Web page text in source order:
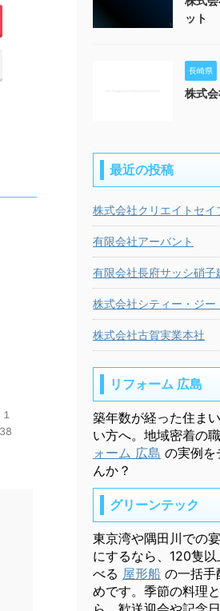
ット
長崎県
株式
最近の投稿
株式会社クリエイトセイ
有限会社アーバント
有限会社長府サッシ硝子
株式会社シティー・ジー
株式会社古賀実業本社
リフォーム 広島
築年数が経った住ま
い方へ。地域密着の
ォーム 広島 の実例を
んか？
グリーンテック
東京湾や隅田川での
にするなら、120隻
べる 屋形船 の一括手
めです。季節の料理